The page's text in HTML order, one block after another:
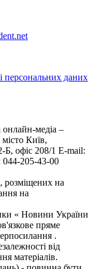
персональних даних
онлайн-медіа –
Київ,
офіс 208/1 E-mail:
044-205-43-00
розміщених на
на
« Новини України
пряме
.
від
матеріалів.